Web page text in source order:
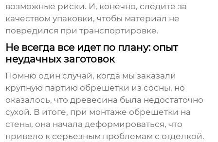
возможные риски. И, конечно, следите за
качеством упаковки, чтобы материал не
повредился при транспортировке.
Не всегда все идет по плану: опыт
неудачных заготовок
Помню один случай, когда мы заказали
крупную партию обрешетки из сосны, но
оказалось, что древесина была недостаточно
сухой. В итоге, при монтаже обрешетки на
стены, она начала деформироваться, что
привело к серьезным проблемам с отделкой.